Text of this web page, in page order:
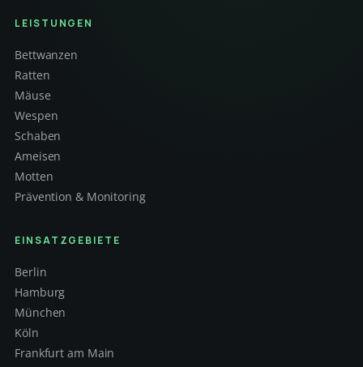
LEISTUNGEN
Bettwanzen
Ratten
Mäuse
Wespen
Schaben
Ameisen
Motten
Prävention & Monitoring
EINSATZGEBIETE
Berlin
Hamburg
München
Köln
Frankfurt am Main